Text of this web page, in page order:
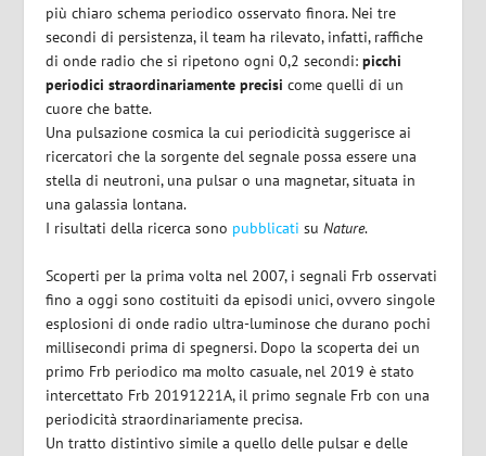
più chiaro schema periodico osservato finora. Nei tre
secondi di persistenza, il team ha rilevato, infatti, raffiche
di onde radio che si ripetono ogni 0,2 secondi:picchi
periodici straordinariamente precisi come quelli di un
cuore che batte.
Una pulsazione cosmica la cui periodicità suggerisce ai
ricercatori che la sorgente del segnale possa essere una
stella di neutroni, una pulsar o una magnetar, situata in
una galassia lontana.
I risultati della ricerca sono pubblicati suNature.
Scoperti per la prima volta nel 2007, i segnali Frb osservati
fino a oggi sono costituiti da episodi unici, ovvero singole
esplosioni di onde radio ultra-luminose che durano pochi
millisecondi prima di spegnersi. Dopo la scoperta dei un
primo Frb periodico ma molto casuale, nel 2019 è stato
intercettato Frb 20191221A, il primo segnale Frb con una
periodicità straordinariamente precisa.
Un tratto distintivo simile a quello delle pulsar e delle